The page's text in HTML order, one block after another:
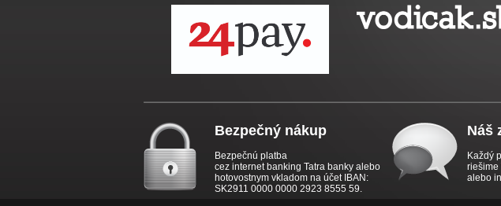
Bezpečný nákup
Bezpečnú platba
cez internet banking Tatra banky alebo
hotovostnym vkladom na účet IBAN:
SK2911 0000 0000 2923 8555 59.
Náš
Každý
riešime
alebo